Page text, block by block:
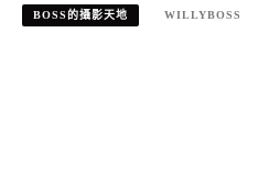
BOSS的攝影天地 WILLYBOSS